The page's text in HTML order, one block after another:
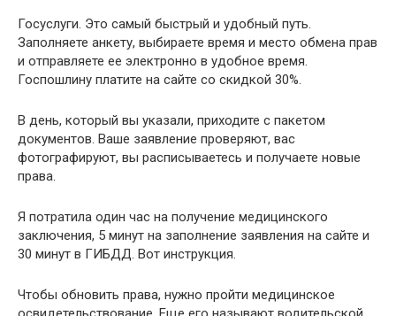
Госуслуги. Это самый быстрый и удобный путь.
Заполняете анкету, выбираете время и место обмена прав
и отправляете ее электронно в удобное время.
Госпошлину платите на сайте со скидкой 30%.
В день, который вы указали, приходите с пакетом
документов. Ваше заявление проверяют, вас
фотографируют, вы расписываетесь и получаете новые
права.
Я потратила один час на получение медицинского
заключения, 5 минут на заполнение заявления на сайте и
30 минут в ГИБДД. Вот инструкция.
Чтобы обновить права, нужно пройти медицинское